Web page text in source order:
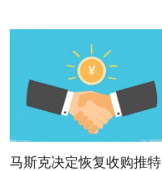
马斯克决定恢复收购推特